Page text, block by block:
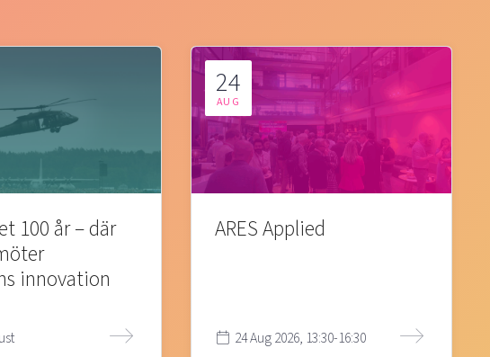
100 år – där
innovation
24
AUG
ARES Applied
24 Aug 2026, 13:30-16:30